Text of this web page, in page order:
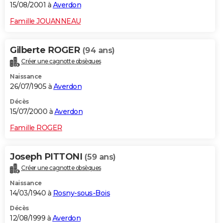
15/08/2001 à Averdon
Famille JOUANNEAU
Gilberte ROGER (94 ans)
Créer une cagnotte obsèques
Naissance
26/07/1905 à Averdon
Décès
15/07/2000 à Averdon
Famille ROGER
Joseph PITTONI (59 ans)
Créer une cagnotte obsèques
Naissance
14/03/1940 à Rosny-sous-Bois
Décès
12/08/1999 à Averdon